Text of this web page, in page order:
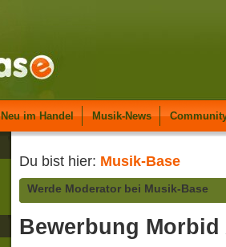
Neu im Handel Musik-News
Du bist hier: Musik-Base
Werde Moderator bei Musik-Base
Bewerbung Morbid